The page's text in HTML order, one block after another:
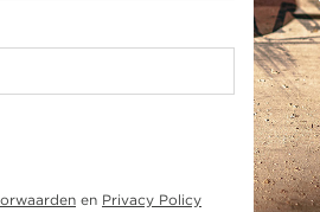
en Privacy Policy